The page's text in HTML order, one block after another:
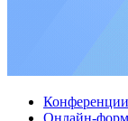
Онлайн-